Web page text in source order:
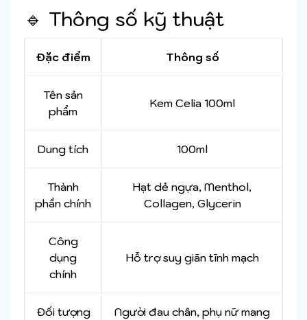
🔹 Thông số kỹ thuật
Đặc điểm Thông số
Tên sản
phẩm
Kem Celia 100ml
Dung tích 100ml
Thành
phần chính
Hạt dẻ ngựa, Menthol,
Collagen, Glycerin
Công
dụng
chính
Hỗ trợ suy giãn tĩnh mạch
Đối tượng
Người đau chân, phụ nữ mang